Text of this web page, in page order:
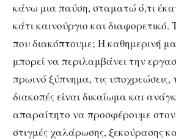
κάνω μια παύση, σταματώ ό,τι
κάτι καινούργιο και διαφορετικό.
που διακόπτουμε; Η καθημερινή
μπορεί να περιλαμβάνει την
πρωινό ξύπνημα, τις υποχρεώσεις,
διακοπές είναι δικαίωμα και
απαραίτητο να προσφέρουμε
στιγμές χαλάρωσης, ξεκούρασης